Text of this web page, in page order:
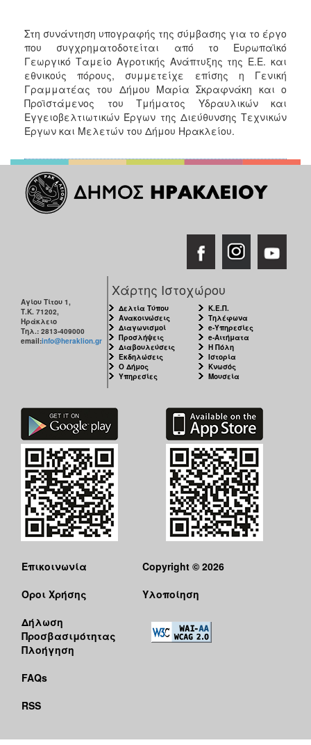
Στη συνάντηση υπογραφής της σύμβασης για το έργο
που συγχρηματοδοτείται από το Ευρωπαϊκό
Γεωργικό Ταμείο Αγροτικής Ανάπτυξης της Ε.Ε. και
εθνικούς πόρους, συμμετείχε επίσης η Γενική
Γραμματέας του Δήμου Μαρία Σκραφνάκη και ο
Προϊστάμενος του Τμήματος Υδραυλικών και
Εγγειοβελτιωτικών Έργων της Διεύθυνσης Τεχνικών
Έργων και Μελετών του Δήμου Ηρακλείου.
Αγίου Τίτου 1,
Τ.Κ. 71202,
Ηράκλειο
Τηλ.: 2813-409000
email:info@heraklion.gr
Χάρτης Ιστοχώρου
Δελτία Τύπου
Ανακοινώσεις
Διαγωνισμοί
Προσλήψεις
Διαβουλεύσεις
Εκδηλώσεις
Ο Δήμος
Υπηρεσίες
Κ.Ε.Π.
Τηλέφωνα
e-Υπηρεσίες
e-Αιτήματα
Η Πόλη
Ιστορία
Κνωσός
Μουσεία
Επικοινωνία
Όροι Χρήσης
Δήλωση
Προσβασιμότητας
Πλοήγηση
FAQs
RSS
Copyright © 2026
Υλοποίηση